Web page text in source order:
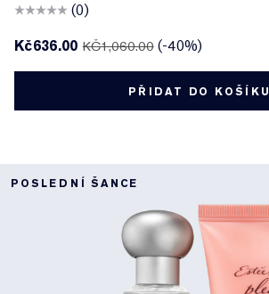
(0)
Kč636.00KČ1,060.00 (-40%)
PŘIDAT DO KOŠÍKU
POSLEDNÍ ŠANCE